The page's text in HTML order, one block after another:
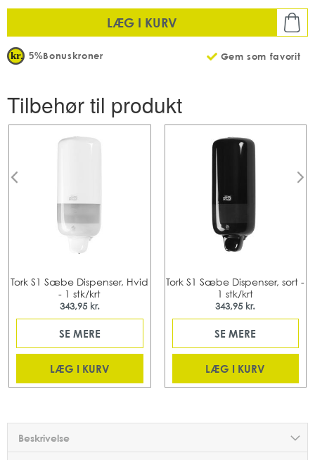
LÆG I KURV
Gem som favorit
5%Bonuskroner
Tilbehør til produkt
Tork S1 Sæbe Dispenser, Hvid
- 1 stk/krt
343,95 kr.
SE MERE
LÆG I KURV
Tork S1 Sæbe Dispenser, sort -
1 stk/krt
343,95 kr.
SE MERE
LÆG I KURV
Beskrivelse